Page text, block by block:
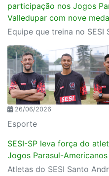
participação nos Jogos
Valledupar com nove
26/06/2026
Esporte
SESI-SP leva força do
Jogos Parasul-